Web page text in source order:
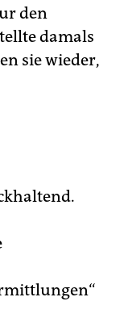
den
damals
sie wieder,